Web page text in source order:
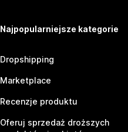
Najpopularniejsze kategorie
Dropshipping
Marketplace
Recenzje produktu
Oferuj sprzedaż droższych